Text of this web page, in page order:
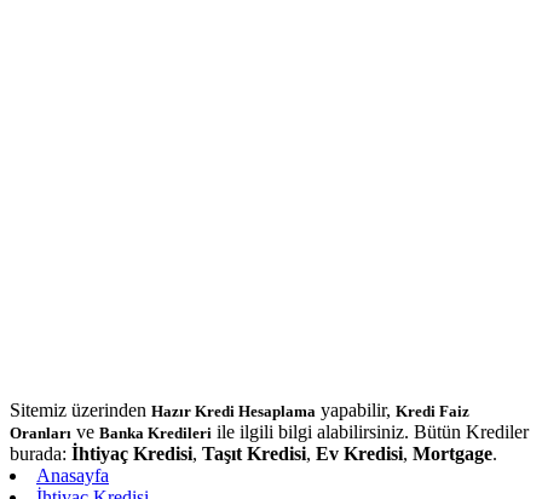
Sitemiz üzerinden Hazır Kredi Hesaplama yapabilir, Kredi Faiz
Oranları ve Banka Kredileri ile ilgili bilgi alabilirsiniz. Bütün Krediler
burada: İhtiyaç Kredisi, Taşıt Kredisi, Ev Kredisi, Mortgage.
Anasayfa